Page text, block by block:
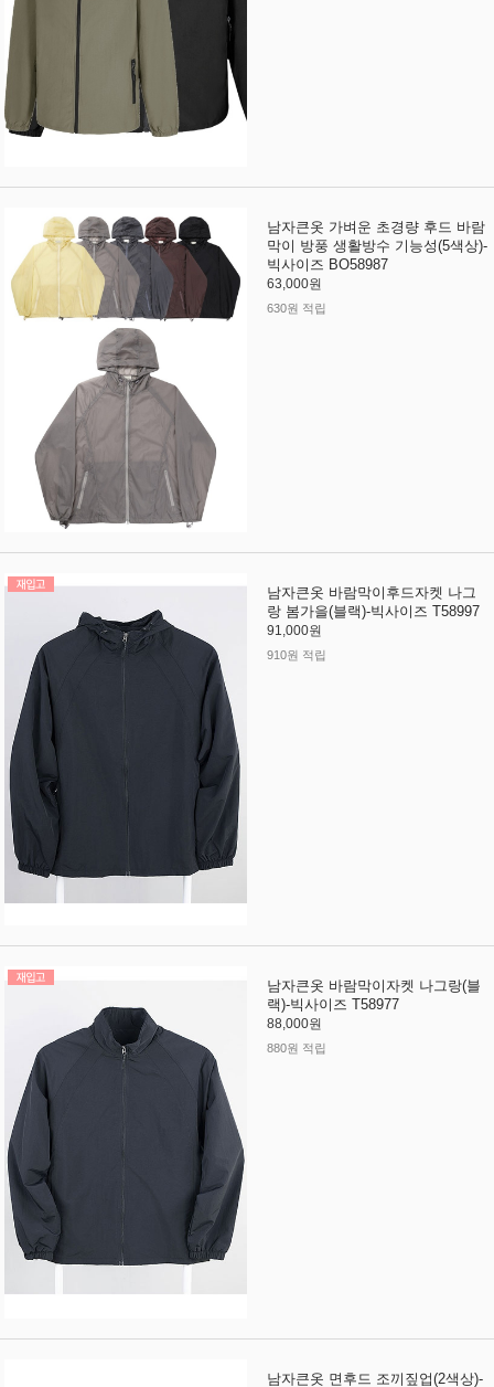
남자큰옷 가벼운 초경량 후드 바람
막이 방풍 생활방수 기능성(5색상)-
빅사이즈 BO58987
63,000원
630원 적립
남자큰옷 바람막이후드자켓 나그
랑 봄가을(블랙)-빅사이즈 T58997
91,000원
910원 적립
남자큰옷 바람막이자켓 나그랑(블
랙)-빅사이즈 T58977
88,000원
880원 적립
남자큰옷 면후드 조끼짚업(2색상)-